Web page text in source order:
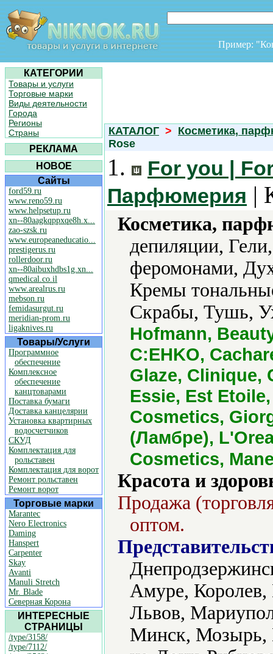
Пример:
КАТЕГОРИИ
Товары и услуги
Торговые марки
Виды деятельности
Города
Регионы
Страны
РЕКЛАМА
НОВОЕ
Сайты
ford59.ru
www.reno59.ru
www.helpsetup.ru
xn--80aagkqppxqe8h.x...
zao-szsk.ru
www.europeaneducatio...
prestigerus.ru
rollerdoor.ru
xn--80aibuxhdbs1g.xn...
qmedical.co.il
www.arealrus.ru
mebson.ru
femidasurgut.ru
meridian-prom.ru
ligaknives.ru
Товары/Услуги
Программное
обеспечение
Комплексное
обеспечение
канцтоварами
Поставка бумаги
Доставка канцелярии
Установка квартирных
водосчетчиков
СКУД
Комплектация для
рольставен
Комплектация для ворот
Ремонт рольставен
Ремонт ворот
Торговые марки
Marantec
Nero Electronics
Daming
Hanspert
Carpenter
Skay
Avanti
Manuli Stretch
Mr. Blade
Северная Корона
ИНТЕРЕСНЫЕ
СТРАНИЦЫ
/type/3158/
/type/7112/
КАТАЛОГ > Косметика,
Rose
1.
For you |
Парфюмерия |
Косметика,
депиляции,
феромонами,
Кремы
Скрабы, Тушь,
Hofmann,
C:EHKO,
Glaze, Clinique,
Essie, Est
Cosmetics,
(Ламбре),
Cosmetics,
Красота и
Продажа
оптом.
Амуре, Королев,
Львов,
Минск, Мозырь,